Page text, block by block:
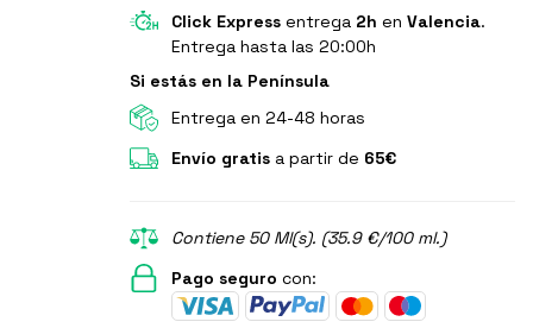
Click Express entrega 2h enValencia.
Entrega hasta las 20:00h
Si estás en la Península
Entrega en 24-48 horas
Envío gratis a partir de 65€
Contiene 50 Ml(s). (35.9 €/100 ml.)
Pago seguro con: